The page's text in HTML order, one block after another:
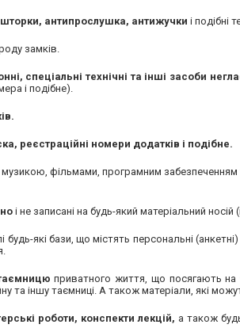
антипрослушка, антижучки і подібні
замків.
спеціальні технічні та інші засоби
і подібне).
реєстраційні номери додатків і подібне.
фільмами, програмним
і не записані на будь-який матеріальний носій
будь-які бази, що містять персональні
приватного життя, що посягають на
та іншу таємниці. А також матеріали, які
роботи, конспекти лекцій, а також